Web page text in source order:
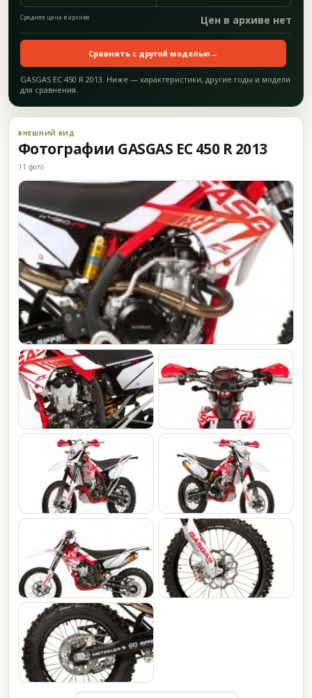
Средняя цена в архиве Цен в архиве нет
Сравнить с другой моделью →
GASGAS EC 450 R 2013. Ниже — характеристики, другие годы и модели
для сравнения.
ВНЕШНИЙ ВИД
Фотографии GASGAS EC 450 R 2013
11 фото